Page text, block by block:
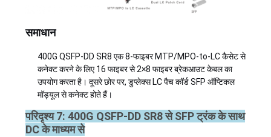
समाधान
400G QSFP-DD SR8 एक 8-फाइबर MTP/MPO-to-LC कैसेट से
कनेक्ट करने के लिए 16 फाइबर से 2×8 फाइबर ब्रेकआउट केबल का
उपयोग करता है। दूसरे छोर पर, डुप्लेक्स LC पैच कॉर्ड SFP ऑप्टिकल
मॉड्यूल से कनेक्ट होते हैं।
परिदृश्य 7: 400G QSFP-DD SR8 से SFP ट्रंक के साथ
DC के माध्यम से